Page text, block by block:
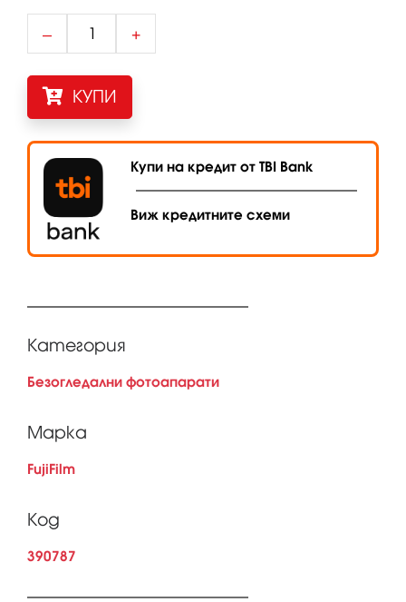
– +
КУПИ
Купи на кредит от TBI Bank
Виж кредитните схеми
Категория
Безогледални фотоапарати
Марка
FujiFilm
Код
390787